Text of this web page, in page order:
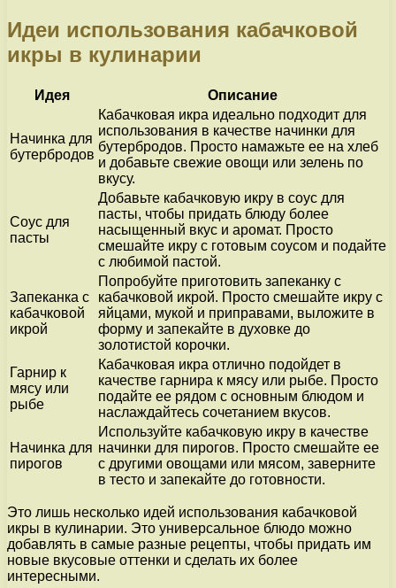
Идеи использования кабачковой
икры в кулинарии
Идея Описание
Начинка для
бутербродов
Кабачковая икра идеально подходит для
использования в качестве начинки для
бутербродов. Просто намажьте ее на хлеб
и добавьте свежие овощи или зелень по
вкусу.
Соус для
пасты
Добавьте кабачковую икру в соус для
пасты, чтобы придать блюду более
насыщенный вкус и аромат. Просто
смешайте икру с готовым соусом и подайте
с любимой пастой.
Запеканка с
кабачковой
икрой
Попробуйте приготовить запеканку с
кабачковой икрой. Просто смешайте икру с
яйцами, мукой и приправами, выложите в
форму и запекайте в духовке до
золотистой корочки.
Гарнир к
мясу или
рыбе
Кабачковая икра отлично подойдет в
качестве гарнира к мясу или рыбе. Просто
подайте ее рядом с основным блюдом и
наслаждайтесь сочетанием вкусов.
Начинка для
пирогов
Используйте кабачковую икру в качестве
начинки для пирогов. Просто смешайте ее
с другими овощами или мясом, заверните
в тесто и запекайте до готовности.
Это лишь несколько идей использования кабачковой
икры в кулинарии. Это универсальное блюдо можно
добавлять в самые разные рецепты, чтобы придать им
новые вкусовые оттенки и сделать их более
интересными.